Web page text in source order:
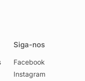
Siga-nos
Facebook
Instagram